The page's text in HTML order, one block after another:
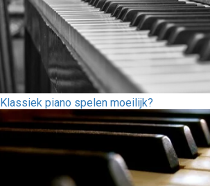
Klassiek piano spelen moeilijk?